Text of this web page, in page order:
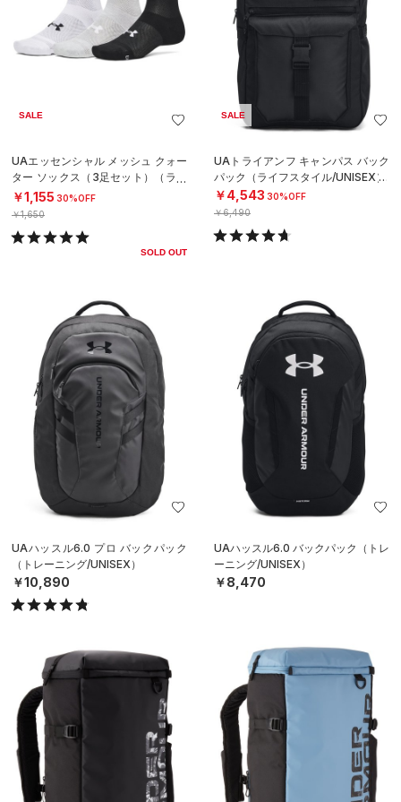
SALE
UAエッセンシャル メッシュ クォー
ター ソックス（3足セット）（ライ
フスタイル/UNISEX）
￥1,155 30%OFF
￥1,650
SOLD OUT
SALE
UAトライアンフ キャンパス バック
パック（ライフスタイル/UNISEX）
￥4,543 30%OFF
￥6,490
UAハッスル6.0 プロ バックパック
（トレーニング/UNISEX）
￥10,890
UAハッスル6.0 バックパック（トレ
ーニング/UNISEX）
￥8,470